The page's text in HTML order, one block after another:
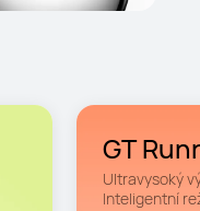
GT
Ultravysoký
Inteligentní